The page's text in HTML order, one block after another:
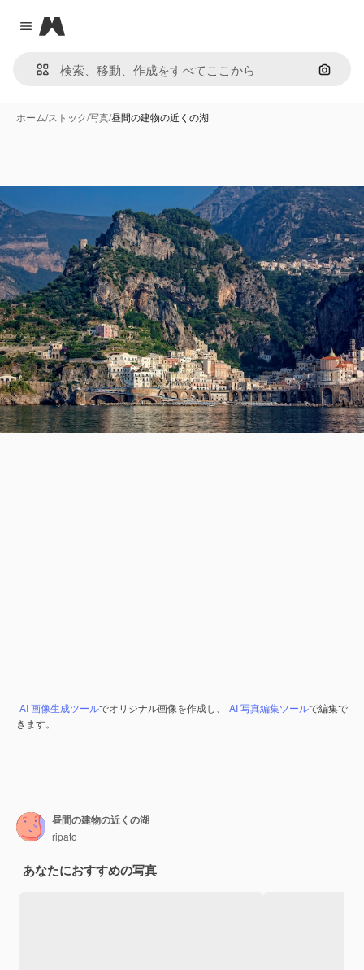
Close menu
Magnific
画像で
ホーム/ストック/写真/昼間の建物の近くの湖
AI 画像生成ツールでオリジナル画像を作成し、 AI 写真編集ツールで編集で
きます。
昼間の建物の近くの湖
ripato
あなたにおすすめの写真